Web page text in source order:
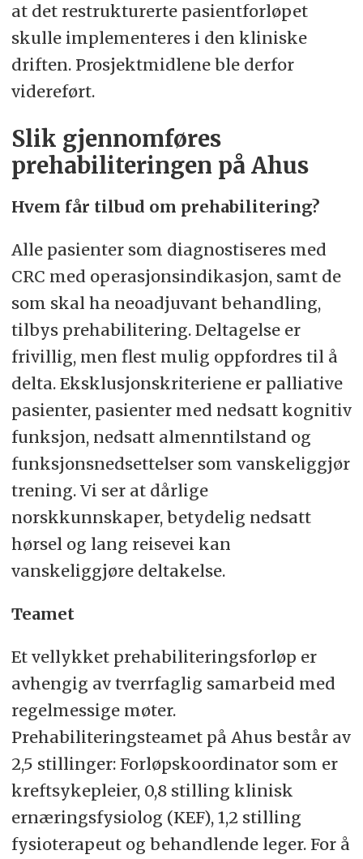
at det restrukturerte pasientforløpet
skulle implementeres i den kliniske
driften. Prosjektmidlene ble derfor
videreført.
Slik gjennomføres
prehabiliteringen på Ahus
Hvem får tilbud om prehabilitering?
Alle pasienter som diagnostiseres med
CRC med operasjonsindikasjon, samt de
som skal ha neoadjuvant behandling,
tilbys prehabilitering. Deltagelse er
frivillig, men flest mulig oppfordres til å
delta. Eksklusjonskriteriene er palliative
pasienter, pasienter med nedsatt kognitiv
funksjon, nedsatt almenntilstand og
funksjonsnedsettelser som vanskeliggjør
trening. Vi ser at dårlige
norskkunnskaper, betydelig nedsatt
hørsel og lang reisevei kan
vanskeliggjøre deltakelse.
Teamet
Et vellykket prehabiliteringsforløp er
avhengig av tverrfaglig samarbeid med
regelmessige møter.
Prehabiliteringsteamet på Ahus består av
2,5 stillinger: Forløpskoordinator som er
kreftsykepleier, 0,8 stilling klinisk
ernæringsfysiolog (KEF), 1,2 stilling
fysioterapeut og behandlende leger. For å